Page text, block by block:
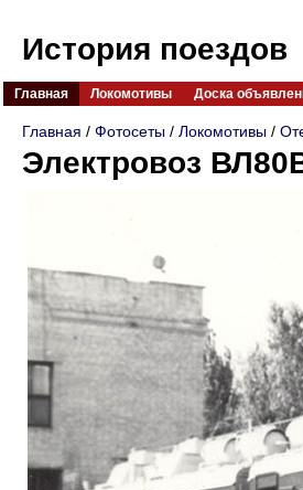
История поездов
Главная Локомотивы Доска
Главная / Фотосеты / Локомотивы /
Электровоз